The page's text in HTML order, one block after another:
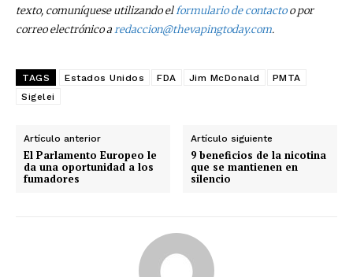
No te pierdas de las
texto, comuníquese utilizando elformulario de contactoo por
correo electrónico aredaccion@thevapingtoday.com.
TAGS Estados Unidos FDA Jim McDonald
PMTA
Sigelei
Artículo anterior
El Parlamento Europeo le
da una oportunidad a los
fumadores
Artículo siguiente
9 beneficios de la nicotina
que se mantienen en
silencio